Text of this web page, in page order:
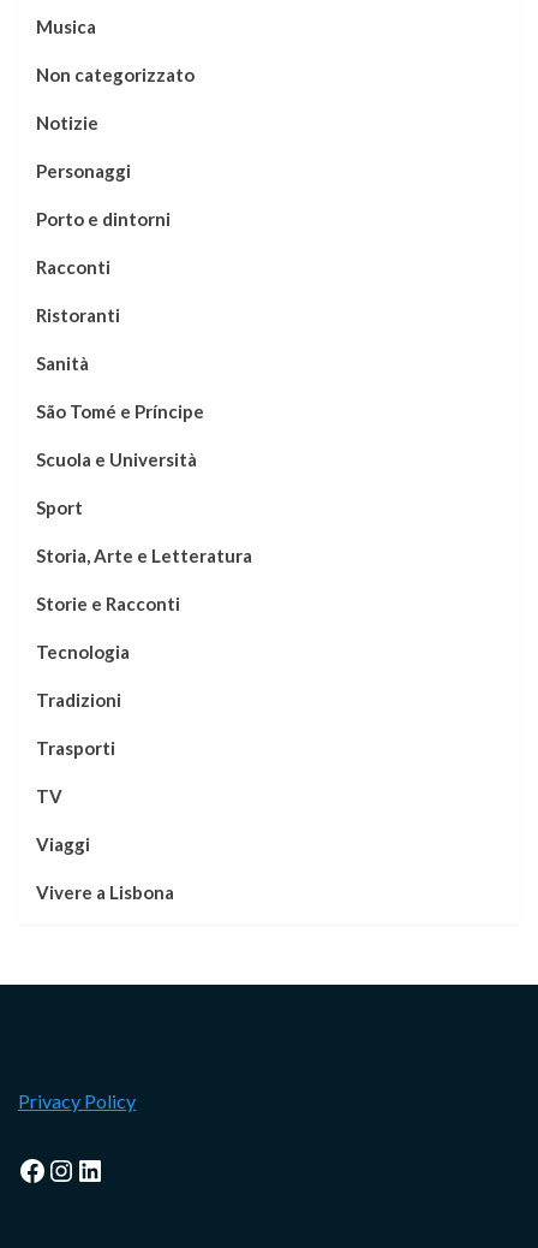
Musica
Non categorizzato
Notizie
Personaggi
Porto e dintorni
Racconti
Ristoranti
Sanità
São Tomé e Príncipe
Scuola e Università
Sport
Storia, Arte e Letteratura
Storie e Racconti
Tecnologia
Tradizioni
Trasporti
TV
Viaggi
Vivere a Lisbona
Privacy Policy
Facebook
Instagram
LinkedIn